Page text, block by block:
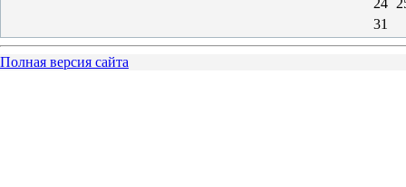
24
31
Полная версия сайта